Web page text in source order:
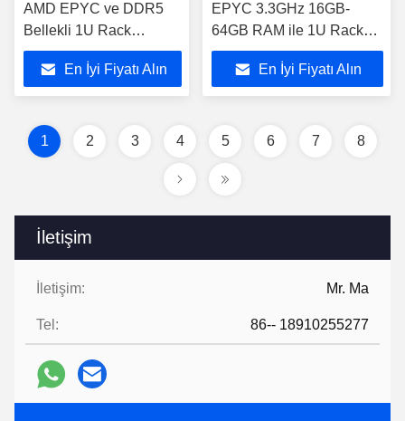
İletişim
İletişim: Mr. Ma
Tel: 86-- 18910255277
AMD EPYC ve DDR5
Bellekli 1U Rack
Sunucusu
En İyi Fiyatı Alın
EPYC 3.3GHz 16GB-
64GB RAM ile 1U Rack
Sunucusu
En İyi Fiyatı Alın
1 2 3 4 5 6 7 8